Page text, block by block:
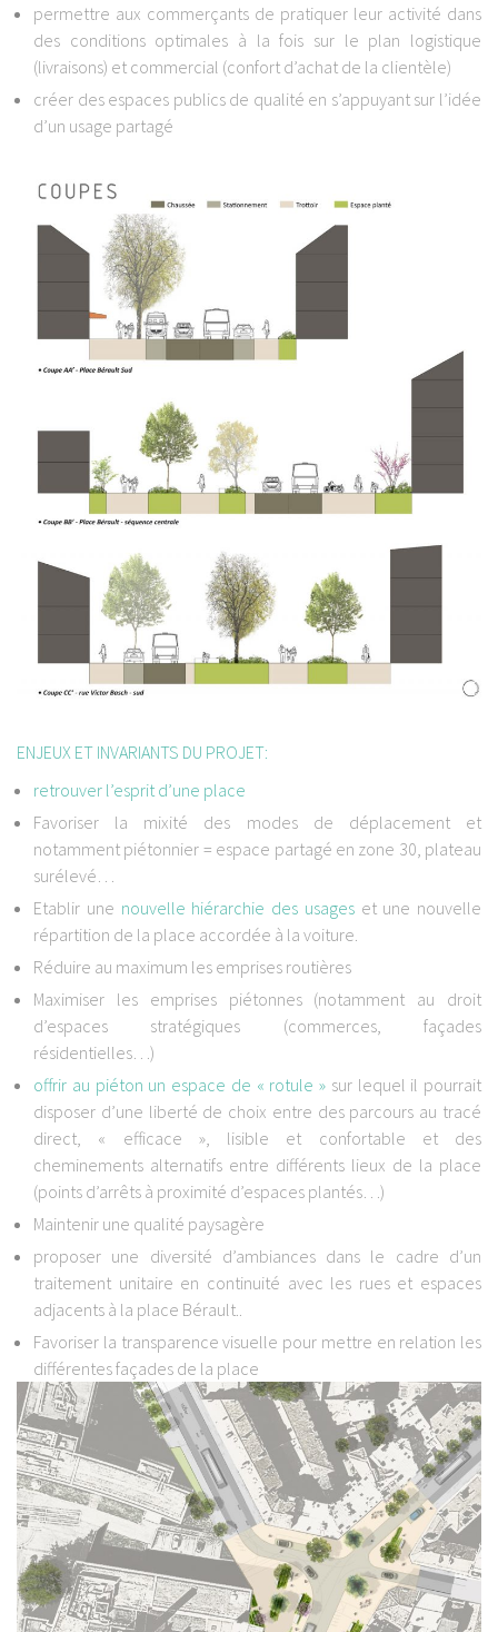
permettre aux commerçants de pratiquer leur activité dans
des conditions optimales à la fois sur le plan logistique
(livraisons) et commercial (confort d’achat de la clientèle)
créer des espaces publics de qualité en s’appuyant sur l’idée
d’un usage partagé
ENJEUX ET INVARIANTS DU PROJET:
retrouver l’esprit d’une place
Favoriser la mixité des modes de déplacement et
notamment piétonnier = espace partagé en zone 30, plateau
surélevé…
Etablir une nouvelle hiérarchie des usageset une nouvelle
répartition de la place accordée à la voiture.
Réduire au maximum les emprises routières
Maximiser les emprises piétonnes (notamment au droit
d’espaces stratégiques (commerces, façades
résidentielles…)
offrir au piéton un espace de « rotule » sur lequel il pourrait
disposer d’une liberté de choix entre des parcours au tracé
direct, « efficace », lisible et confortable et des
cheminements alternatifs entre différents lieux de la place
(points d’arrêts à proximité d’espaces plantés…)
Maintenir une qualité paysagère
proposer une diversité d’ambiances dans le cadre d’un
traitement unitaire en continuité avec les rues et espaces
adjacents à la place Bérault..
Favoriser la transparence visuelle pour mettre en relation les
différentes façades de la place